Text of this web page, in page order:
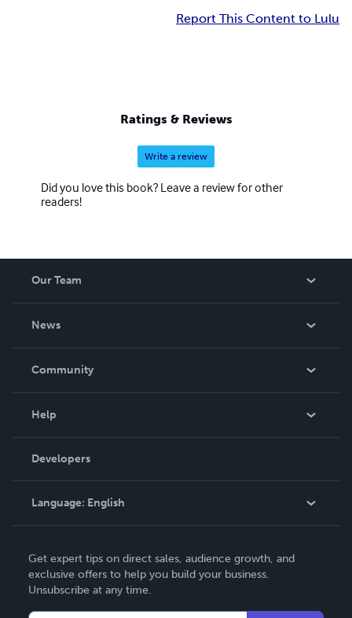
Report This Content to Lulu
Ratings & Reviews
Write a review
Did you love this book? Leave a review for other
readers!
Our Team
News
In The News
Community
Podcast
Help
Order Lookup
Knowledge Base
Contact Support
Developers
Language: English
Deutsch
Français
Get expert tips on direct sales, audience growth, and
exclusive offers to help you build your business.
Unsubscribe at any time.